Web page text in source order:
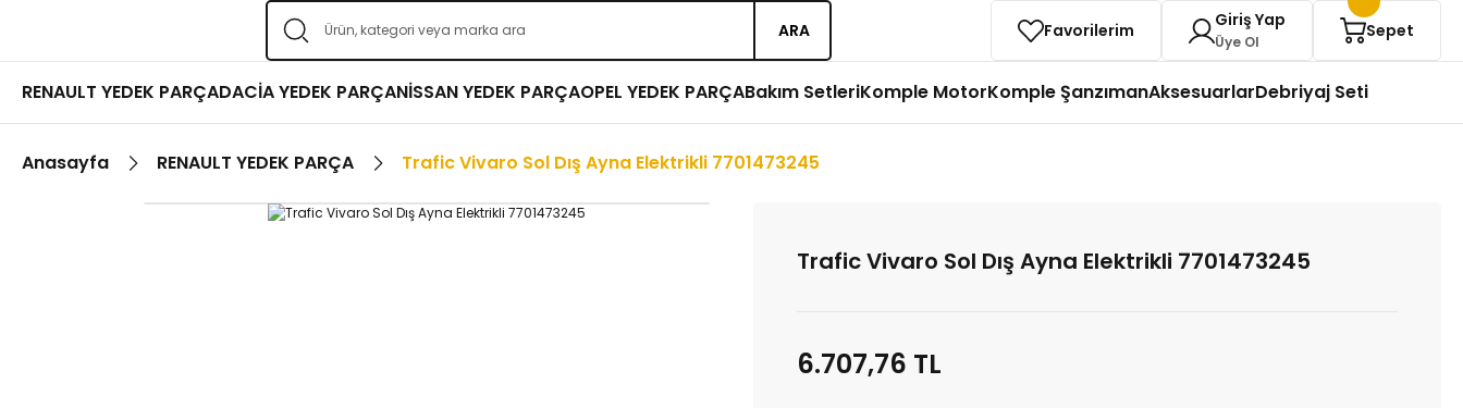
ARA Favorilerim Giriş Yap
Üye Ol
Sepet
RENAULT YEDEK PARÇADACİA YEDEK PARÇANİSSAN YEDEK PARÇAOPEL YEDEK PARÇABakım SetleriKomple MotorKomple ŞanzımanAksesuarlarDebriyaj Seti
Anasayfa RENAULT YEDEK PARÇA Trafic Vivaro Sol Dış Ayna Elektrikli 7701473245
Trafic Vivaro Sol Dış Ayna Elektrikli 7701473245
6.707,76 TL